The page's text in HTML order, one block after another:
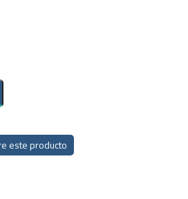
este producto